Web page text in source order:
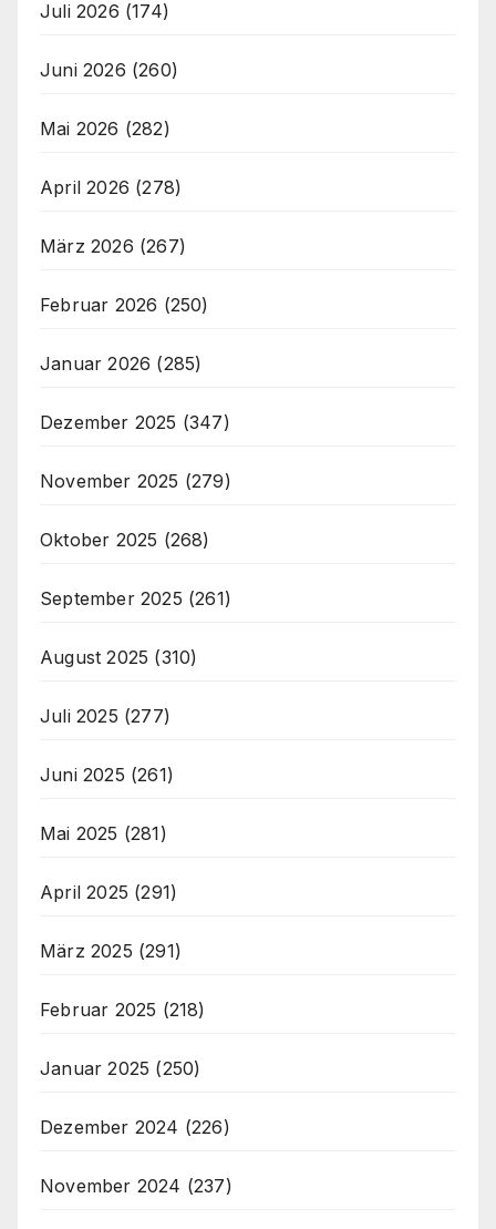
Juli 2026 (174)
Juni 2026 (260)
Mai 2026 (282)
April 2026 (278)
März 2026 (267)
Februar 2026 (250)
Januar 2026 (285)
Dezember 2025 (347)
November 2025 (279)
Oktober 2025 (268)
September 2025 (261)
August 2025 (310)
Juli 2025 (277)
Juni 2025 (261)
Mai 2025 (281)
April 2025 (291)
März 2025 (291)
Februar 2025 (218)
Januar 2025 (250)
Dezember 2024 (226)
November 2024 (237)